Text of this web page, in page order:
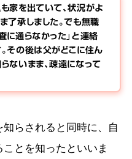
家を出ていて、状況がよ
了承しました。でも無職
に通らなかった」と連絡
その後は父がどこに住ん
ないまま、疎遠になって
らされると同時に、自
とを知ったといいま